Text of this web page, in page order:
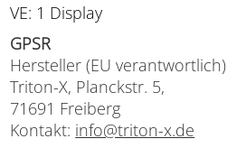
VE: 1 Display
GPSR
Hersteller (EU verantwortlich)
Triton-X, Planckstr. 5,
71691 Freiberg
Kontakt: info@triton-x.de